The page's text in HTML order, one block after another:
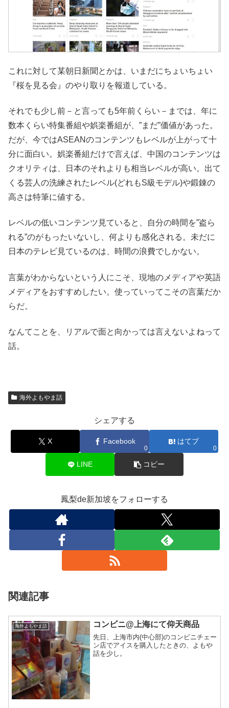
これに対して某朝日新聞とかは、いまだにちょいちょい
『桜を見る会』のやり取りを報道している。
それでも少し前－と言っても5年前くらい－までは、年に
数本くらい特集番組や娯楽番組が、”まだ”価値があった。
だが、今ではASEANのコンテンツもレベルが上がって十
分に面白い。娯楽番組だけで言えば、中国のコンテンツは
クオリティは、日本のそれよりも相当レベルが高い。出て
くる芸人の洗練されたレベル(どれもS級モデル)や鍛錬の
高さは特筆に値する。
レベルの低いコンテンツ見ていると、自分の時間を”盗ら
れる”のがもったいないし、何よりも感化される。未だに
日本のテレビ見ているのは、時間の浪費でしかない。
言葉がわからないという人にこそ、現地のメディアや英語
メディアをおすすめしたい。使っていってこその言葉だか
らだ。
なんてことを、リアルで面と向かっては言えないよねって
話。
海外よもやま話
シェアする
X Facebook
0
はてブ
0
LINE コピー
鳳梨de新加坡をフォローする
関連記事
海外よもやま話 コンビニ@上海にて仰天商品
先日、上海市内(中心部)のコンビニチェー
ン店でアイスを購入したときの、よもや
話を少し。